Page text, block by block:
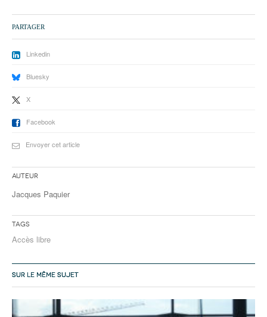
PARTAGER
Linkedin
Bluesky
X
Facebook
Envoyer cet article
Auteur
Jacques Paquier
Tags
Accès libre
SUR LE MÊME SUJET